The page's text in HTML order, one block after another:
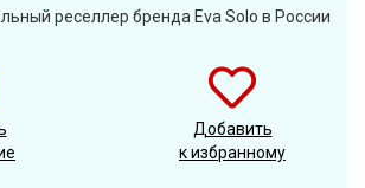
реселлер бренда Eva Solo в России
Добавить
к избранному